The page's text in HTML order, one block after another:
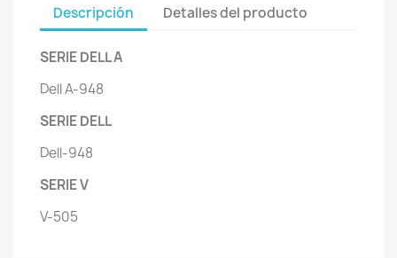
Descripción Detalles del producto
SERIE DELL A
Dell A-948
SERIE DELL
Dell-948
SERIE V
V-505